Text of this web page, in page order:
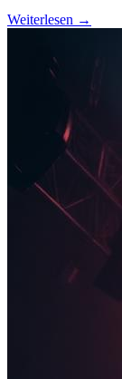
Weiterlesen →